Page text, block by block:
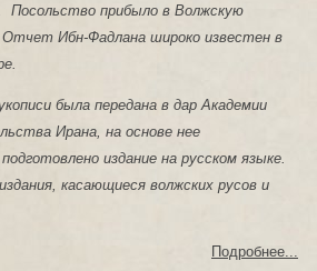
Посольство прибыло в Волжскую
Ибн-Фадлана широко известен в
была передана в дар Академии
Ирана, на основе нее
издание на русском языке.
касающиеся волжских русов и
Подробнее...